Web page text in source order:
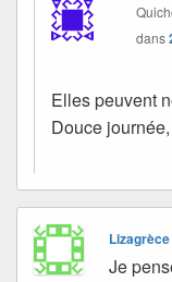
dans
Elles peuvent
Douce
Lizagrèce
Je